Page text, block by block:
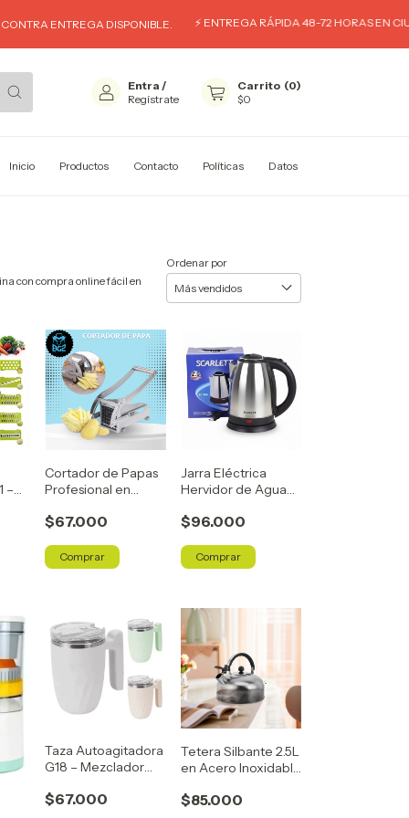
ENTREGA DISPONIBLE. ⚡ ENTREGA RÁPIDA 48-72 HORAS EN
Entra /
Regístrate
Carrito (0)
$0
Inicio Productos Contacto Políticas Datos
con compra online fácil en
Ordenar por
–
Cortador de Papas
Profesional en
$67.000
Jarra Eléctrica
Hervidor de Agua
Calentador Rápido
$96.000
Taza Autoagitadora
G18 – Mezclador
Capacidad de 380
$67.000
Tetera Silbante 2.5L
en Acero Inoxidable
y Funcional.
$85.000